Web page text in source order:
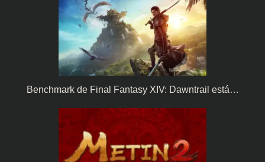
Benchmark de Final Fantasy XIV: Dawntrail está…